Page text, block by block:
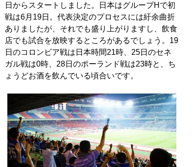
日からスタートしました。日本はグループHで初
戦は6月19日。代表決定のプロセスには紆余曲折
ありましたが、それでも盛り上がりますし、飲食
店でも試合を放映するところがあるでしょう。19
日のコロンビア戦は日本時間21時、25日のセネ
ガル戦は0時、28日のポーランド戦は23時と、ち
ょうどお酒を飲んでいる頃合いです。